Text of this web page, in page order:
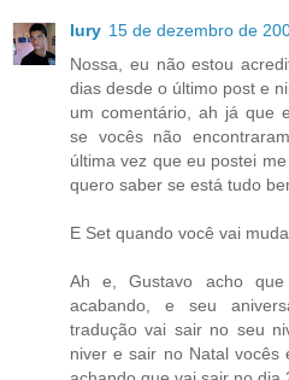
Iury 15 de dezembro de
Nossa, eu não estou
dias desde o último post e
um comentário, ah já que
se vocês não
última vez que eu postei
quero saber se está tudo
E Set quando você vai
Ah e, Gustavo acho
acabando, e seu
tradução vai sair no seu
niver e sair no Natal vocês